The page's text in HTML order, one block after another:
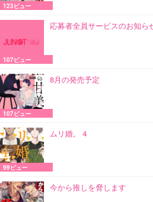
123ビュー
応募者全員サービスのお知ら
107ビュー
8月の発売予定
107ビュー
ムリ婚。 4
99ビュー
今から推しを脅します